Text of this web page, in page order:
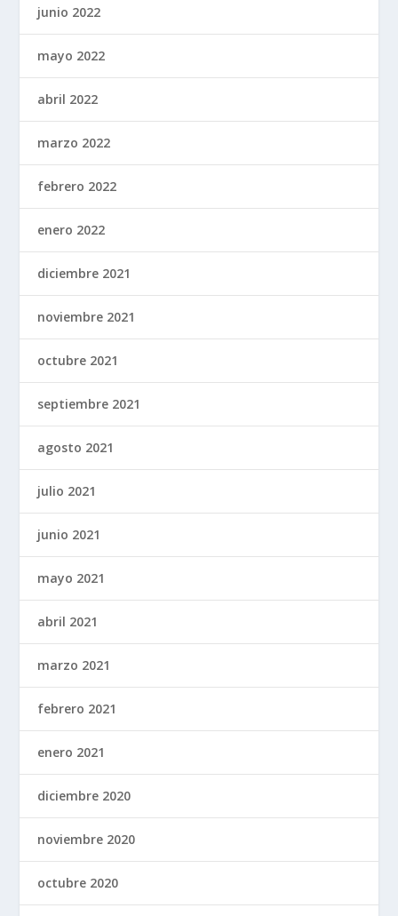
junio 2022
mayo 2022
abril 2022
marzo 2022
febrero 2022
enero 2022
diciembre 2021
noviembre 2021
octubre 2021
septiembre 2021
agosto 2021
julio 2021
junio 2021
mayo 2021
abril 2021
marzo 2021
febrero 2021
enero 2021
diciembre 2020
noviembre 2020
octubre 2020